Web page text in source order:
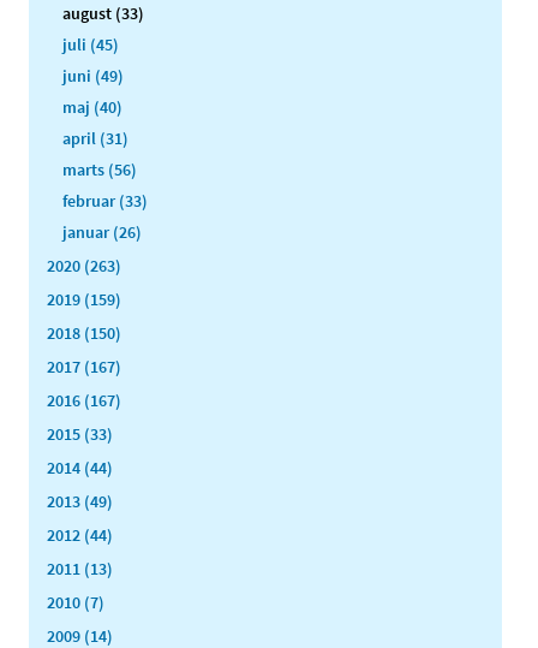
august (33)
juli (45)
juni (49)
maj (40)
april (31)
marts (56)
februar (33)
januar (26)
2020 (263)
2019 (159)
2018 (150)
2017 (167)
2016 (167)
2015 (33)
2014 (44)
2013 (49)
2012 (44)
2011 (13)
2010 (7)
2009 (14)